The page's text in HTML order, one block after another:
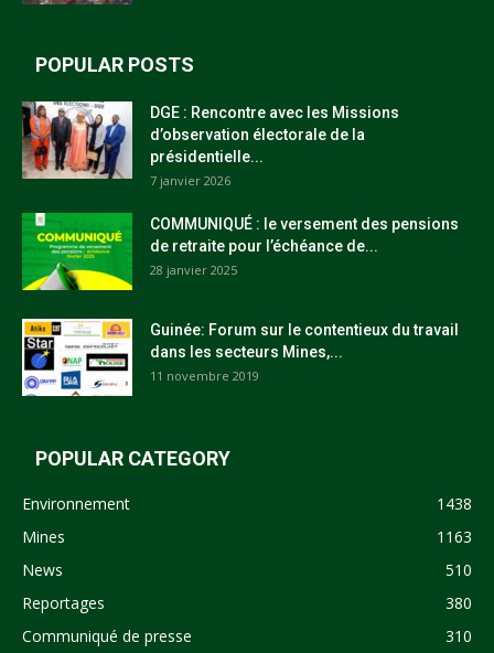
POPULAR POSTS
DGE : Rencontre avec les Missions
d’observation électorale de la
présidentielle...
7 janvier 2026
COMMUNIQUÉ : le versement des pensions
de retraite pour l’échéance de...
28 janvier 2025
Guinée: Forum sur le contentieux du travail
dans les secteurs Mines,...
11 novembre 2019
POPULAR CATEGORY
Environnement
1438
Mines
1163
News
510
Reportages
380
Communiqué de presse
310